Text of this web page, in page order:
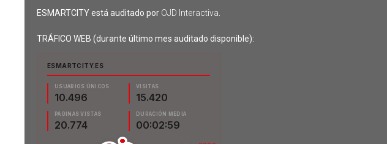
ESMARTCITY está auditado por OJD Interactiva
TRÁFICO WEB (durante último mes auditado disponible):